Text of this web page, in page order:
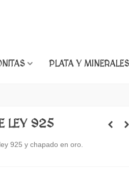
PLATA Y MINERALES
LEY 925
925 y chapado en oro.